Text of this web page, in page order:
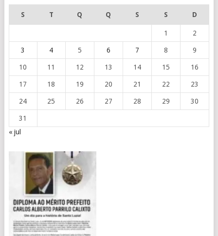
S T Q Q S S D
1 2
3 4 5 6 7 8 9
10 11 12 13 14 15 16
17 18 19 20 21 22 23
24 25 26 27 28 29 30
31
« jul